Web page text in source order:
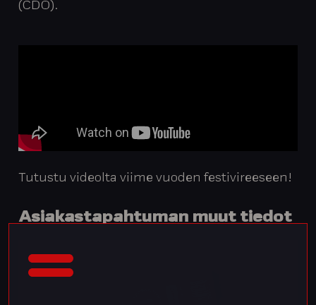
(CDO).
Tutustu videolta viime vuoden festivireeseen!
Asiakastapahtuman muut tiedot